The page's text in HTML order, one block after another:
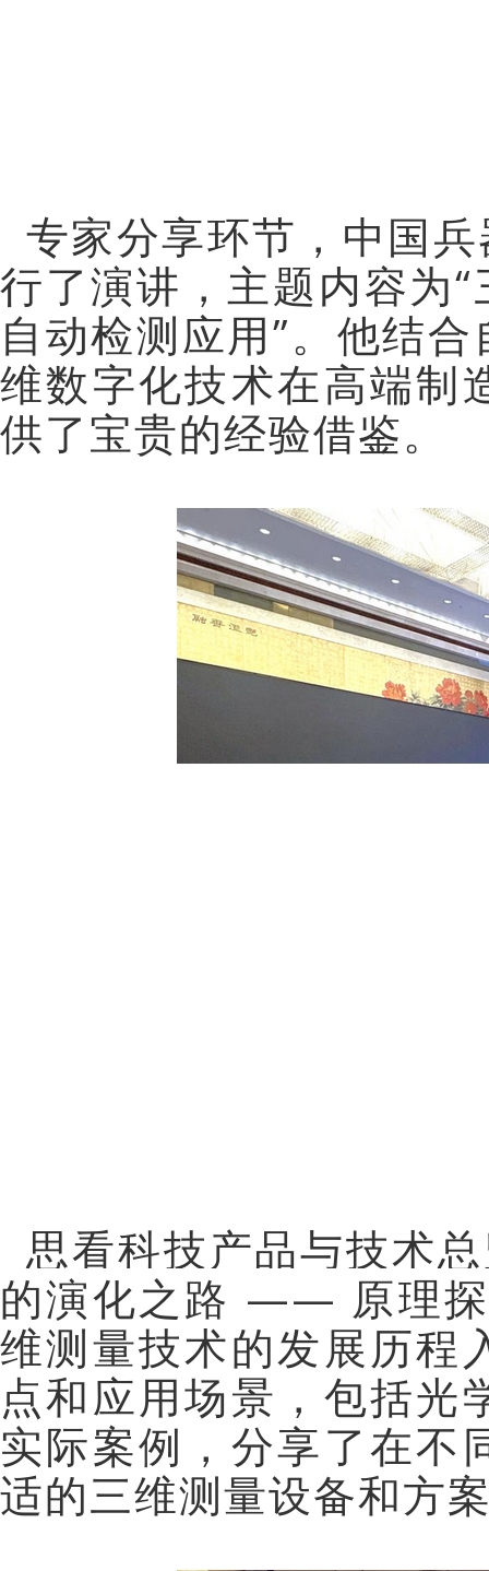
专家分享环节，中国
行了演讲，主题内容为
自动检测应用”。他结
维数字化技术在高端制
供了宝贵的经验借鉴。
思看科技产品与技术
的演化之路 —— 原理
维测量技术的发展历程
点和应用场景，包括光
实际案例，分享了在不
适的三维测量设备和方